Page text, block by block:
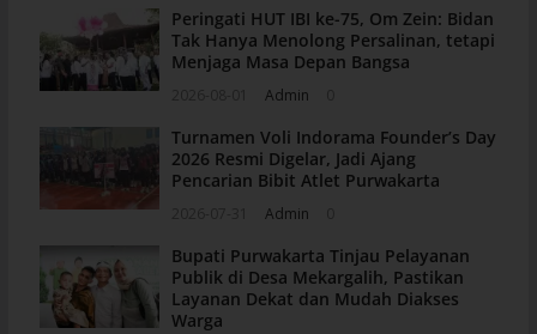
Peringati HUT IBI ke-75, Om Zein: Bidan
Tak Hanya Menolong Persalinan, tetapi
Menjaga Masa Depan Bangsa
Admin
Turnamen Voli Indorama Founder’s Day
2026 Resmi Digelar, Jadi Ajang
Pencarian Bibit Atlet Purwakarta
Admin
Bupati Purwakarta Tinjau Pelayanan
Publik di Desa Mekargalih, Pastikan
Layanan Dekat dan Mudah Diakses
Warga